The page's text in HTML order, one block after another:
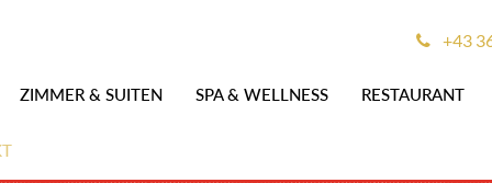
ZIMMER & SUITEN SPA & WELLNESS RESTAURANT
+43